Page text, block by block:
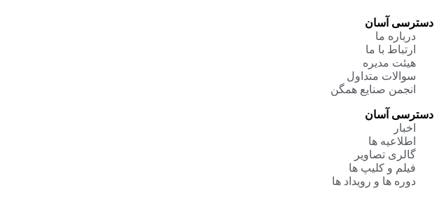
دسترسی آسان
درباره ما
ارتباط با ما
هیئت مدیره
سوالات متداول
انجمن صنایع همگن
دسترسی آسان
اخبار
اطلاعیه ها
گالری تصاویر
فیلم و کلیپ ها
دوره ها و رویداد ها